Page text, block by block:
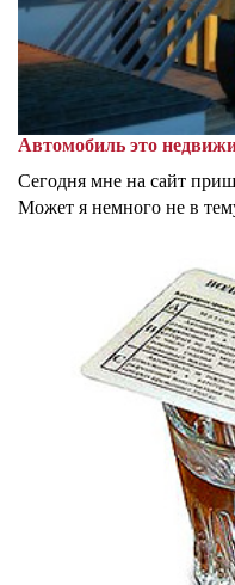
Автомобиль это
Сегодня мне на сайт
Может я немного не в